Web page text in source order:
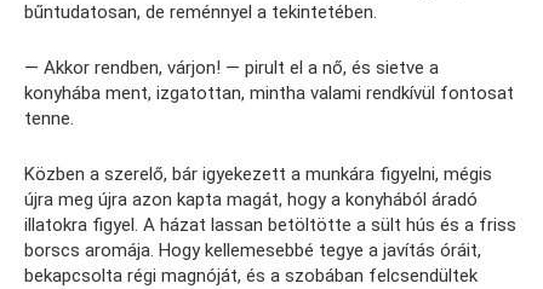
bűntudatosan, de reménnyel a tekintetében.
— Akkor rendben, várjon! — pirult el a nő, és sietve a
konyhába ment, izgatottan, mintha valami rendkívül fontosat
tenne.
Közben a szerelő, bár igyekezett a munkára figyelni, mégis
újra meg újra azon kapta magát, hogy a konyhából áradó
illatokra figyel. A házat lassan betöltötte a sült hús és a friss
borscs aromája. Hogy kellemesebbé tegye a javítás óráit,
bekapcsolta régi magnóját, és a szobában felcsendültek